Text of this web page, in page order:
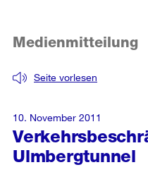
Ulmbergtunnel
Seite vorlesen
Medienmitteilung
10. November 2011